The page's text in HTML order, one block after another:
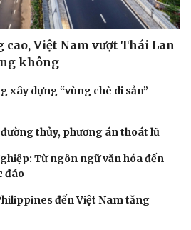
cao, Việt Nam vượt Thái Lan
không
xây dựng “vùng chè di sản”
thủy, phương án thoát lũ
Từ ngôn ngữ văn hóa đến
đáo
đến Việt Nam tăng